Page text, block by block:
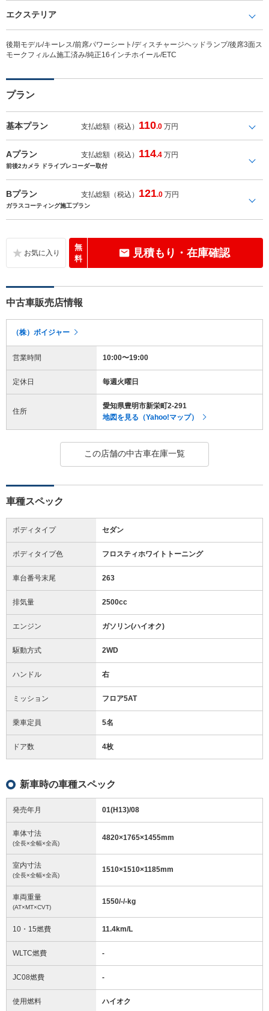
エクステリア
後期モデル/キーレス/前席パワーシート/ディスチャージヘッドランプ/後席3面ス
モークフィルム施工済み/純正16インチホイール/ETC
プラン
基本プラン 支払総額（税込） 110.0 万円
Aプラン 支払総額（税込） 114.4 万円
前後2カメラ ドライブレコーダー取付
Bプラン 支払総額（税込） 121.0 万円
ガラスコーティング施工プラン
無
料
見積もり・在庫確認
中古車販売店情報
（株）ボイジャー
営業時間 10:00〜19:00
定休日 毎週火曜日
住所
愛知県豊明市新栄町2-291
地図を見る（Yahoo!マップ）
この店舗の中古車在庫一覧
車種スペック
ボディタイプ セダン
ボディタイプ色 フロスティホワイトトーニング
車台番号末尾 263
排気量 2500cc
エンジン ガソリン(ハイオク)
駆動方式 2WD
ハンドル 右
ミッション フロア5AT
乗車定員 5名
ドア数 4枚
新車時の車種スペック
発売年月 01(H13)/08
車体寸法
(全長×全幅×全高)
4820×1765×1455mm
室内寸法
(全長×全幅×全高)
1510×1510×1185mm
車両重量
(AT×MT×CVT)
1550/-/-kg
10・15燃費 11.4km/L
WLTC燃費 -
JC08燃費 -
使用燃料 ハイオク